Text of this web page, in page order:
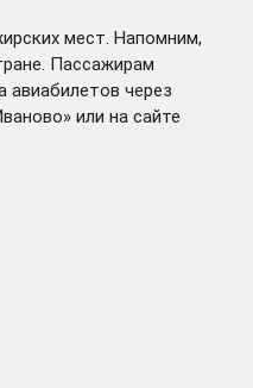
мест. Напомним,
Пассажирам
авиабилетов через
или на сайте